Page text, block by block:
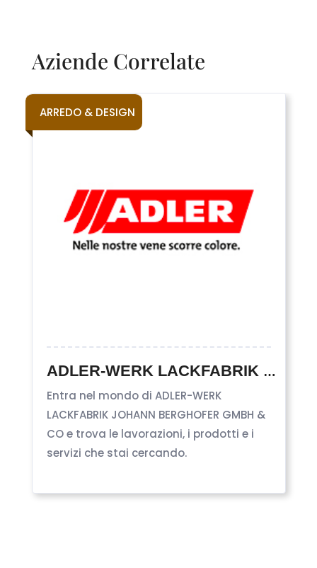
Aziende Correlate
ADLER-WERK LACKFABRIK JOHANN BERGHOFER GMBH & CO
Entra nel mondo di ADLER-WERK
LACKFABRIK JOHANN BERGHOFER GMBH &
CO e trova le lavorazioni, i prodotti e i
servizi che stai cercando.
ARREDO & DESIGN